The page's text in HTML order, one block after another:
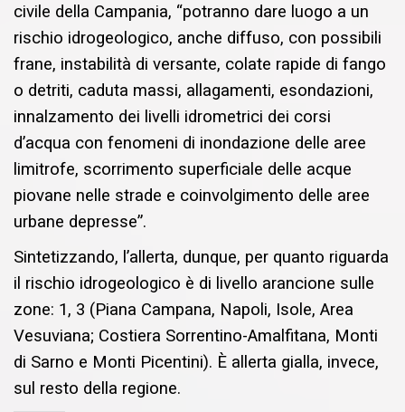
civile della Campania, “potranno dare luogo a un
rischio idrogeologico, anche diffuso, con possibili
frane, instabilità di versante, colate rapide di fango
o detriti, caduta massi, allagamenti, esondazioni,
innalzamento dei livelli idrometrici dei corsi
d’acqua con fenomeni di inondazione delle aree
limitrofe, scorrimento superficiale delle acque
piovane nelle strade e coinvolgimento delle aree
urbane depresse”.
Sintetizzando, l’allerta, dunque, per quanto riguarda
il rischio idrogeologico è di livello arancione sulle
zone: 1, 3 (Piana Campana, Napoli, Isole, Area
Vesuviana; Costiera Sorrentino-Amalfitana, Monti
di Sarno e Monti Picentini). È allerta gialla, invece,
sul resto della regione.